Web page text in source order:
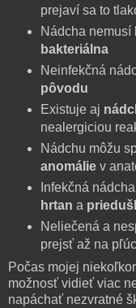
prejaví sa to
Nádcha
bakteriálna
Neinfekčná
pôvodu
Existuje aj
nealergiciou
Nádchu môžu
anomáliev
Infekčná
hrtan a
Neliečená a
prejsť až na
Počas mojej
možnosť vidieť viac
napáchať nezvratné